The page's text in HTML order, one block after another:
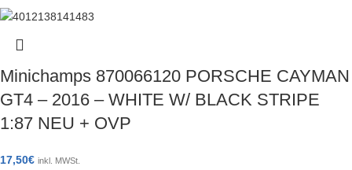
Minichamps 870066120 PORSCHE CAYMAN
GT4 – 2016 – WHITE W/ BLACK STRIPE
1:87 NEU + OVP
17,50€ inkl. MWSt.